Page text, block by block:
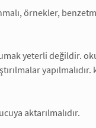
örnekler,
yeterli değildir.
aktarılmalıdır.